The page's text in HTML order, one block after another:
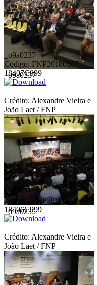
_o9a0237
_o9a0237
Código: FNP20180507-
18407C999
Crédito: Alexandre Vieira e
João Laet / FNP
_o9a0235
_o9a0235
Código: FNP20180507-
18406C999
Crédito: Alexandre Vieira e
João Laet / FNP